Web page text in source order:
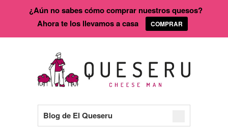
Blog de El Queseru
¿Aún no sabes cómo comprar nuestros quesos?
Ahora te los llevamos a casa
COMPRAR